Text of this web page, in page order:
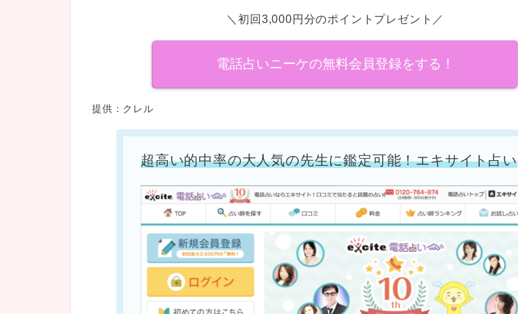
＼初回3,000円分のポイントプレゼント／
電話占いニーケの無料会員登録をする！
提供：クレル
超高い的中率の大人気の先生に鑑定可能！エキサイト占い